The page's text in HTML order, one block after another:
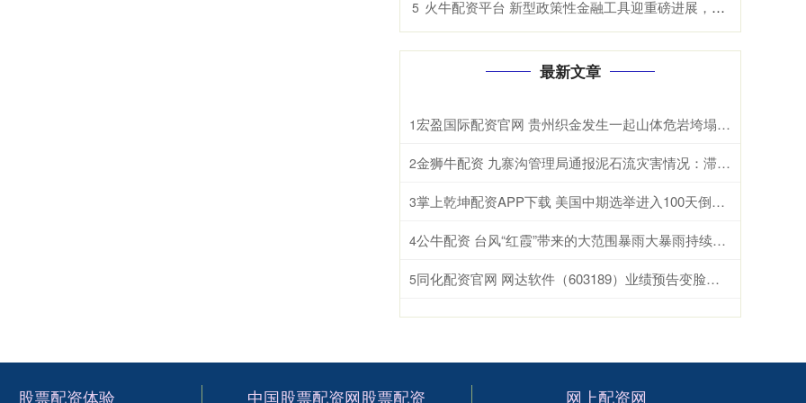
5 火牛配资平台 新型政策性金融工具迎重磅进展，规模定为5000亿，专家称可撬动投资10倍以上
最新文章
1 宏盈国际配资官网 贵州织金发生一起山体危岩垮塌 提前转移未造成人员伤亡
2 金狮牛配资 九寨沟管理局通报泥石流灾害情况：滞留游客有序撤离，无人员伤亡
3 掌上乾坤配资APP下载 美国中期选举进入100天倒计时 民调显示特朗普支持率处于低位
4 公牛配资 台风“红霞”带来的大范围暴雨大暴雨持续，涡旋或在陆地维持较长时间，强降雨北上
5 同化配资官网 网达软件（603189）业绩预告变脸触发退市警示，投资者或可索赔
股票配资体验 中国股票配资网股票配资 网上配资网